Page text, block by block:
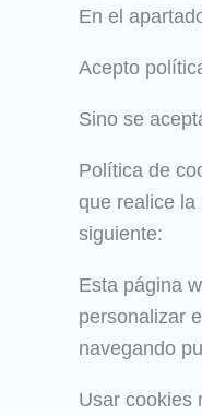
En el
Acepto
Sino se
Política de
que realice la
siguiente:
Esta página
personalizar
navegando
Usar cookies